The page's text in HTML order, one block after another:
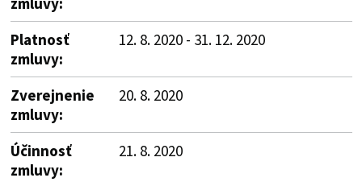
Platnosť
zmluvy:
12. 8. 2020 - 31. 12. 2020
Zverejnenie
zmluvy:
20. 8. 2020
Účinnosť
zmluvy:
21. 8. 2020